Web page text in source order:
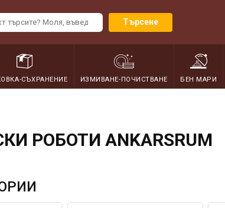
Търсене
СЪХРАНЕНИЕ ИЗМИВАНЕ-ПОЧИСТВАНЕ БЕН МАРИ
РОБОТИ ANKARSRUM